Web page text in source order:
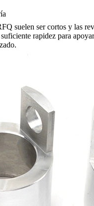
suelen ser cortos y las
rapidez para